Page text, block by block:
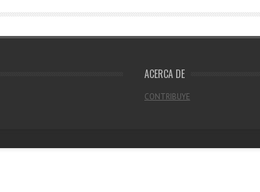
ACERCA DE
CONTRIBUYE